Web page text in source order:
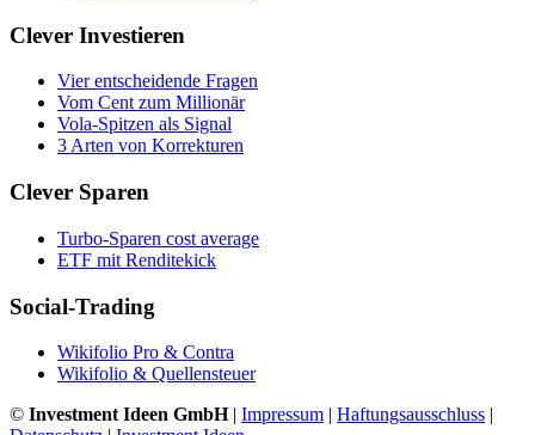
Clever Investieren
Vier entscheidende Fragen
Vom Cent zum Millionär
Vola-Spitzen als Signal
3 Arten von Korrekturen
Clever Sparen
Turbo-Sparen cost average
ETF mit Renditekick
Social-Trading
Wikifolio Pro & Contra
Wikifolio & Quellensteuer
© Investment Ideen GmbH| Impressum | Haftungsausschluss |